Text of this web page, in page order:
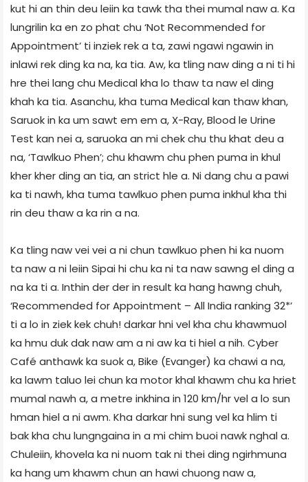
kut hi an thin deu leiin ka tawk tha thei mumal naw a. Ka
lungrilin ka en zo phat chu ‘Not Recommended for
Appointment’ ti inziek rek a ta, zawi ngawi ngawin in
inlawi rek ding ka na, ka tia. Aw, ka tling naw ding a ni ti hi
hre thei lang chu Medical kha lo thaw ta naw el ding
khah ka tia. Asanchu, kha tuma Medical kan thaw khan,
Saruok in ka um sawt em em a, X-Ray, Blood le Urine
Test kan nei a, saruoka an mi chek chu thu khat deu a
na, ‘Tawlkuo Phen’; chu khawm chu phen puma in khul
kher kher ding an tia, an strict hle a. Ni dang chu a pawi
ka ti nawh, kha tuma tawlkuo phen puma inkhul kha thi
rin deu thaw a ka rin a na.
Ka tling naw vei vei a ni chun tawlkuo phen hi ka nuom
ta naw a ni leiin Sipai hi chu ka ni ta naw sawng el ding a
na ka ti a. Inthin der der in result ka hang hawng chuh,
‘Recommended for Appointment – All India ranking 32*’
ti a lo in ziek kek chuh! darkar hni vel kha chu khawmuol
ka hmu duk dak naw am a ni aw ka ti hiel a nih. Cyber
Café anthawk ka suok a, Bike (Evanger) ka chawi a na,
ka lawm taluo lei chun ka motor khal khawm chu ka hriet
mumal nawh a, a metre inkhina in 120 km/hr vel a lo sun
hman hiel a ni awm. Kha darkar hni sung vel ka hlim ti
bak kha chu lungngaina in a mi chim buoi nawk nghal a.
Chuleiin, khovela ka ni nuom tak ni thei ding ngirhmuna
ka hang um khawm chun an hawi chuong naw a,